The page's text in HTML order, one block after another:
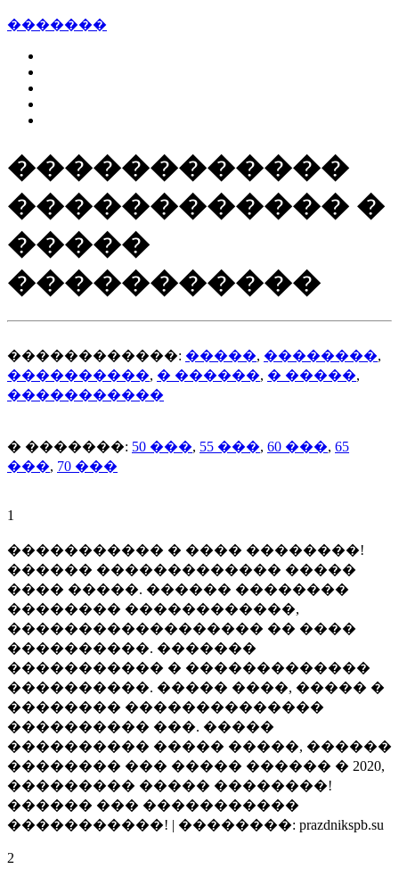
�������
������������
������������ �
�����
�����������
������������: �����, ��������,
����������, � ������, � �����,
�����������
� �������: 50 ���, 55 ���, 60 ���, 65
���, 70 ���
1
����������� � ���� ��������!
������ ������������� �����
���� �����. ������ ��������
�������� ������������,
������������������ �� ����
����������. �������
����������� � �������������
����������. ����� ����, ����� �
�������� ��������������
���������� ���. �����
���������� ����� �����, ������
�������� ��� ����� ������ � 2020,
��������� ����� ��������!
������ ��� �����������
�����������! | ��������: prazdnikspb.su
2